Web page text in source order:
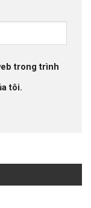
trong trình
tôi.